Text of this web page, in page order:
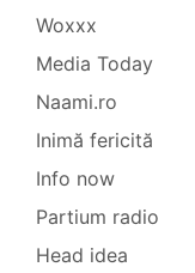
Woxxx
Media Today
Naami.ro
Inimă fericită
Info now
Partium radio
Head idea